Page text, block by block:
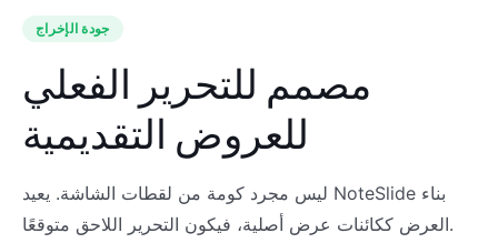
جودة الإخراج
مصمم للتحرير الفعلي
للعروض التقديمية
ليس مجرد كومة من لقطات الشاشة. يعيد NoteSlide بناء
العرض ككائنات عرض أصلية، فيكون التحرير اللاحق متوقعًا.